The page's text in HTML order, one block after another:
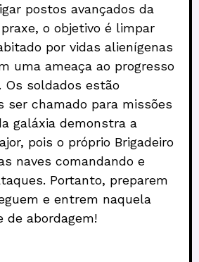
postos avançados da
o objetivo é limpar
por vidas alienígenas
uma ameaça ao progresso
Os soldados estão
ser chamado para missões
galáxia demonstra a
pois o próprio Brigadeiro
naves comandando e
Portanto, preparem
e entrem naquela
de abordagem!